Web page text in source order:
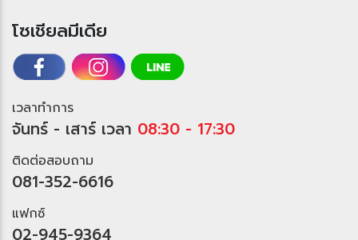
ซเชียลมีเดี
เวลาทำการ
จันทร์ - เสาร์ เวลา 08:30 - 17:30
ติดต่อสอบถาม
081-352-6616
ฟกซ์
02-945-9364